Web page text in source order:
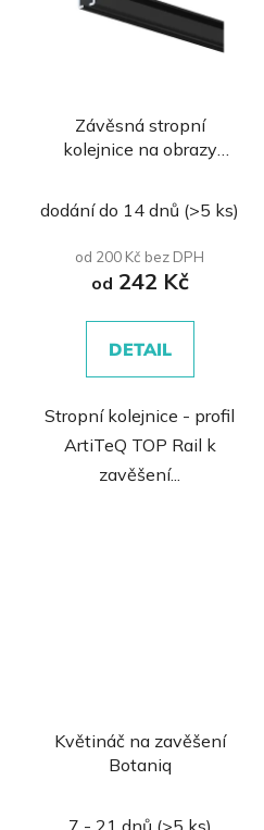
Závěsná stropní
kolejnice na obrazy
hodnocení
produktu
je
z
dodání do 14 dnů (>5 ks)
od 200 Kč bez DPH
od 242 Kč
DETAIL
Stropní kolejnice - profil
ArtiTeQ TOP Rail k
zavěšení...
Květináč na zavěšení
Botaniq